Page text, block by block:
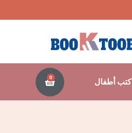
كتب أطفال
0